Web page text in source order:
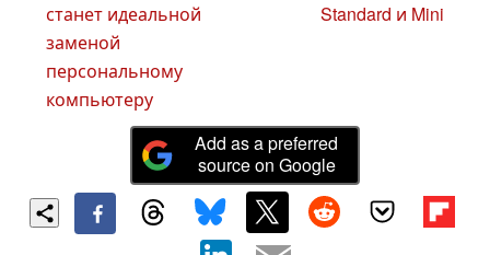
станет идеальной
заменой
персональному
компьютеру
Standard и Mini
Add as a preferred
source on Google